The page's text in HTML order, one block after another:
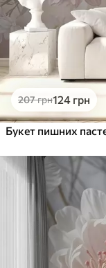
1216 грн/м²
Peel and Stick
1458875
207грн124 грн